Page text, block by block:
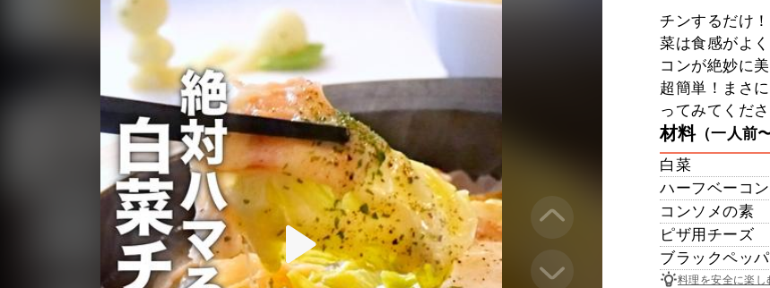
チンするだけ
菜は食感がよ
コンが絶妙に
超簡単！まさ
材料（一人前〜
白菜
ハーフベーコン
コンソメの素
ピザ用チーズ
ブラックペッ
料理を安全に楽